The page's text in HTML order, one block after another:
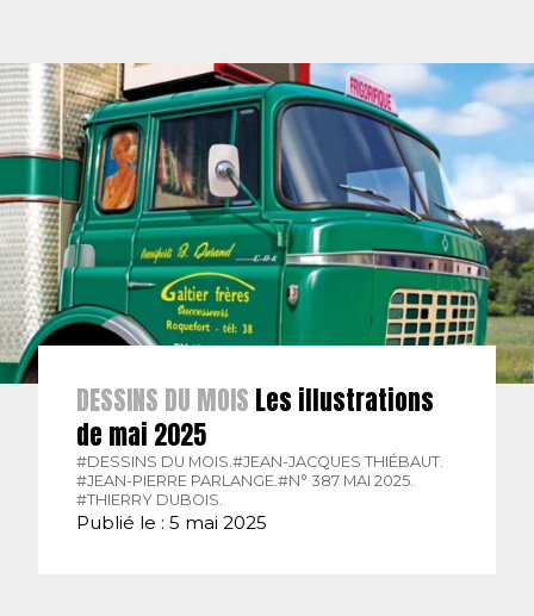
DESSINS DU MOIS Les illustrations
de mai 2025
#DESSINS DU MOIS. #JEAN-JACQUES THIÉBAUT.
#JEAN-PIERRE PARLANGE. #N° 387 MAI 2025.
#THIERRY DUBOIS.
Publié le : 5 mai 2025